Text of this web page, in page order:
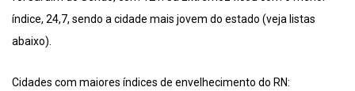
índice, 24,7, sendo a cidade mais jovem do estado (veja listas
abaixo).
Cidades com maiores índices de envelhecimento do RN: